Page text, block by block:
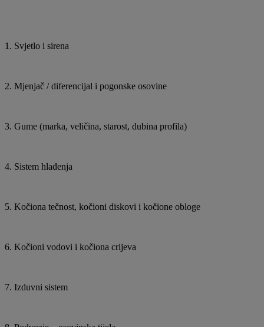
1. Svjetlo i sirena
2. Mjenjač / diferencijal i pogonske osovine
3. Gume (marka, veličina, starost, dubina profila)
4. Sistem hlađenja
5. Kočiona tečnost, kočioni diskovi i kočione obloge
6. Kočioni vodovi i kočiona crijeva
7. Izduvni sistem